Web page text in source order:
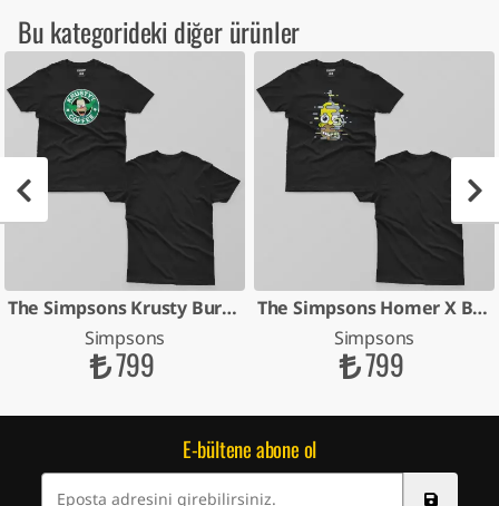
Bu kategorideki diğer ürünler
The Simpsons Krusty Burger
Simpsons
799
The Simpsons Homer X Bender
Simpsons
799
E-bültene abone ol